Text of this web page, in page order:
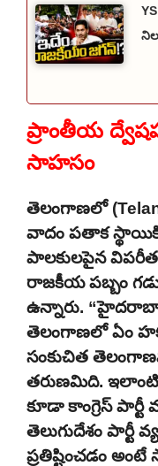
ప్రాంతీయ
సాహసం
తెలంగాణలో
వాదం పతాక స్థాయికి
పాలకులపైన
రాజకీయ పబ్బం
ఉన్నారు.
తెలంగాణలో ఏం
సంకుచిత
తరుణమిది. ఇలాంటి
కూడా కాంగ్రెస్ పార్టీ
తెలుగుదేశం పార్టీ
ప్రతిష్టించడం